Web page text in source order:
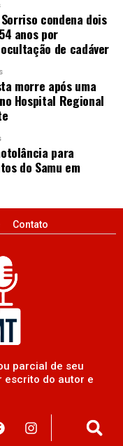
condena dois
anos por
de cadáver
morre após uma
Hospital Regional
para
do Samu em
Contato
parcial de seu
escrito do autor e